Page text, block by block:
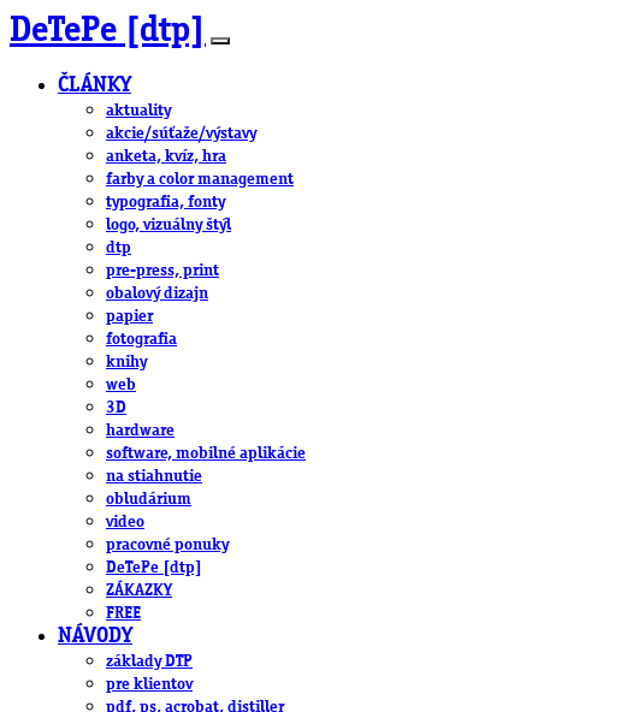
DeTePe [dtp]
ČLÁNKY
aktuality
akcie/súťaže/výstavy
anketa, kvíz, hra
farby a color management
typografia, fonty
logo, vizuálny štýl
dtp
pre-press, print
obalový dizajn
papier
fotografia
knihy
web
3D
hardware
software, mobilné aplikácie
na stiahnutie
obludárium
video
pracovné ponuky
DeTePe [dtp]
ZÁKAZKY
FREE
NÁVODY
základy DTP
pre klientov
pdf, ps, acrobat, distiller